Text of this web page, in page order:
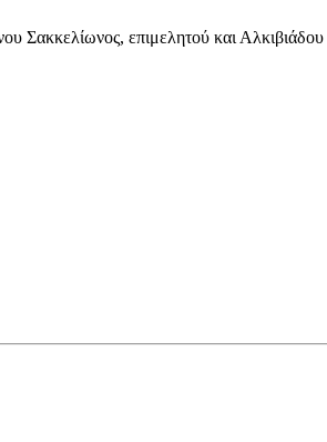
Σακκελίωνος, επιμελητού και